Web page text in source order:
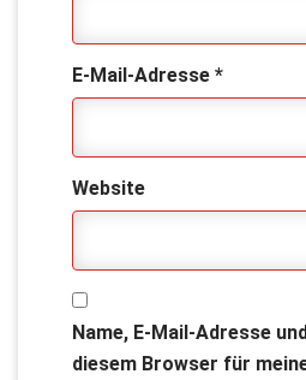
E-Mail-Adresse *
Website
Name, E-Mail-Adresse
diesem Browser für